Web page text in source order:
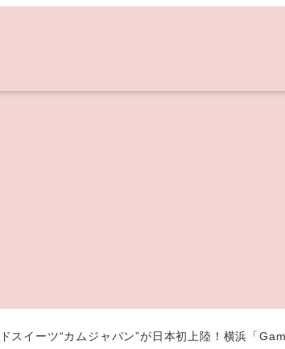
スイーツ“カムジャパン”が日本初上陸！横浜「